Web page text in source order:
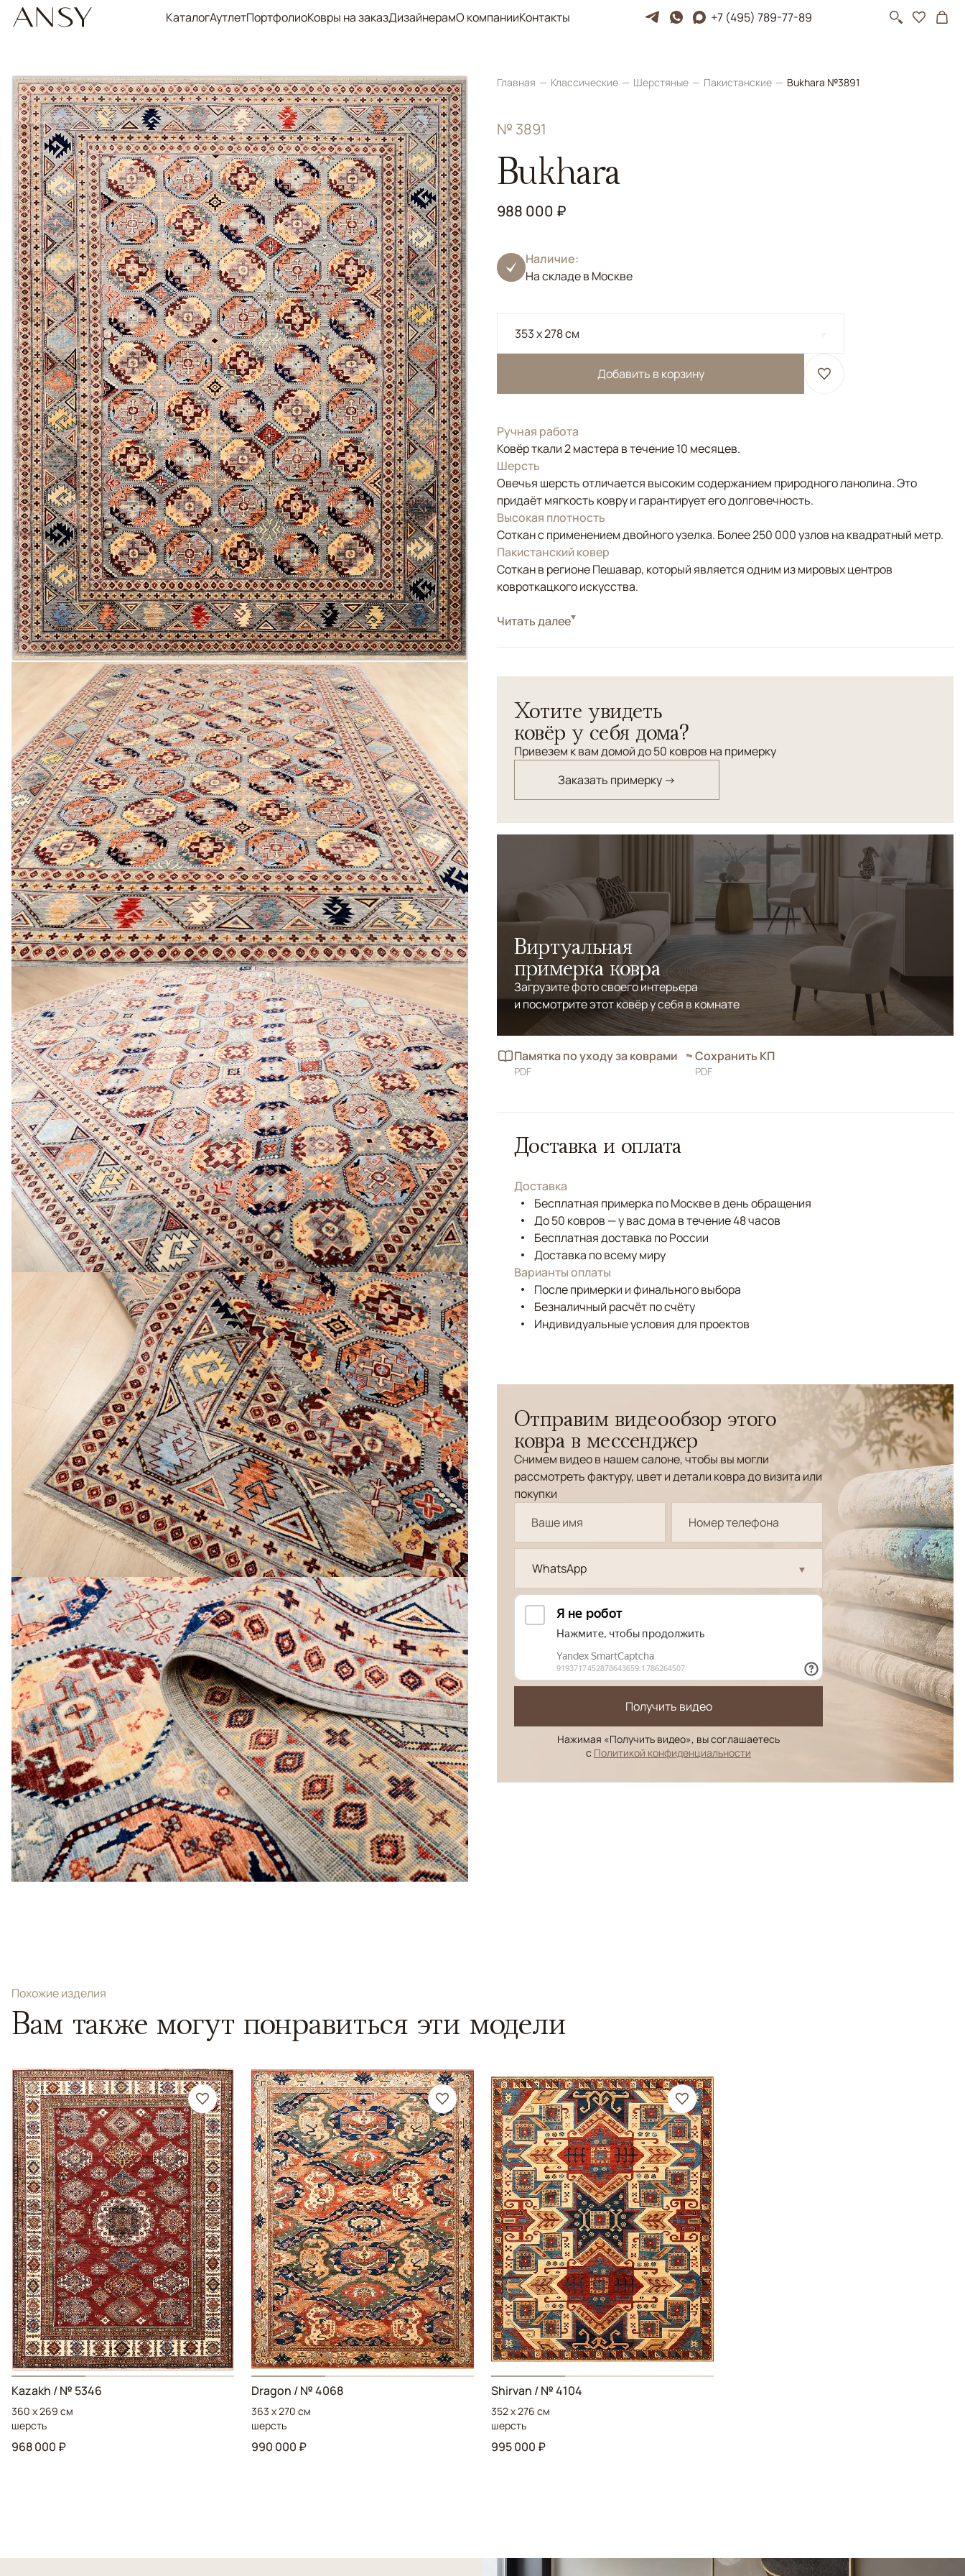
КаталогАутлетПортфолиоКовры на заказДизайнерамО компанииКонтакты +7 (495) 789-77-89
Главная Классические Шерстяные Пакистанские Bukhara №3891
№ 3891
Bukhara
988 000 ₽
Наличие:
На складе в Москве
353 x 278 см
Добавить в корзину
Ручная работа
Ковёр ткали 2 мастера в течение 10 месяцев.
Шерсть
Овечья шерсть отличается высоким содержанием природного ланолина. Это
придаёт мягкость ковру и гарантирует его долговечность.
Высокая плотность
Соткан с применением двойного узелка. Более 250 000 узлов на квадратный метр.
Пакистанский ковер
Соткан в регионе Пешавар, который является одним из мировых центров
ковроткацкого искусства.
СтильКлассические
Читать далее
Хотите увидеть
ковёр у себя дома?
Привезем к вам домой до 50 ковров на примерку
Заказать примерку →
Виртуальная
примерка ковра
Загрузите фото своего интерьера
и посмотрите этот ковёр у себя в комнате
Памятка по уходу за коврами
PDF
Сохранить КП
PDF
Доставка и оплата
Доставка
Бесплатная примерка по Москве в день обращения
До 50 ковров — у вас дома в течение 48 часов
Бесплатная доставка по России
Доставка по всему миру
Варианты оплаты
После примерки и финального выбора
Безналичный расчёт по счёту
Индивидуальные условия для проектов
Отправим видеообзор этого
ковра в мессенджер
Снимем видео в нашем салоне, чтобы вы могли
рассмотреть фактуру, цвет и детали ковра до визита или
покупки
WhatsApp
Получить видео
Нажимая «Получить видео», вы соглашаетесь
с Политикой конфиденциальности
Похожие изделия
Вам также могут понравиться эти модели
Kazakh / № 5346
360 x 269 см
шерсть
968 000 ₽
Dragon / № 4068
363 x 270 см
шерсть
990 000 ₽
Shirvan / № 4104
352 x 276 см
шерсть
995 000 ₽